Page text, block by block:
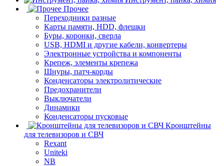
Прочее
Переходники разные
Карты памяти, HDD, флешки
Буры, коронки, сверла
USB, HDMI и другие кабели, конвертеры
Электронные устройства и компоненты
Крепеж, элементы крепежа
Шнуры, патч-корды
Конденсаторы электролитические
Предохранители
Выключатели
Динамики
Конденсаторы пусковые
Кронштейны
для телевизоров и СВЧ
Rexant
Uniteki
NB